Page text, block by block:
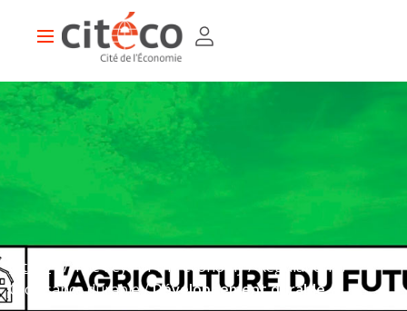
Main
Citéco The keys of the economy Régulations
Croissance durable Développement durable
Cookies management panel